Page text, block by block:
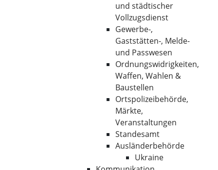
und städtischer
Vollzugsdienst
Gewerbe-,
Gaststätten-, Melde-
und Passwesen
Ordnungswidrigkeiten,
Waffen, Wahlen &
Baustellen
Ortspolizeibehörde,
Märkte,
Veranstaltungen
Standesamt
Ausländerbehörde
Ukraine